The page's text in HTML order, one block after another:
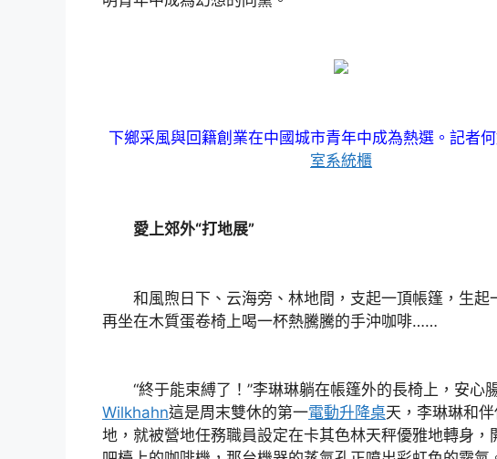
下鄉采風與回籍創業在中國城市青年中成為熱選。記者
室系統櫃
愛上郊外“打地展”
和風煦日下、云海旁、林地間，支起一頂帳篷，生起
再坐在木質蛋卷椅上喝一杯熱騰騰的手沖咖啡……
“終于能束縛了！”李琳琳躺在帳篷外的長椅上，安心
Wilkhahn這是周末雙休的第一電動升降桌天，李琳琳和
地，就被營地任務職員設定在卡其色林天秤優雅地轉身，